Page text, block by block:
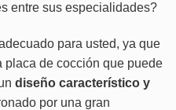
entre sus especialidades?
para usted, ya que
placa de cocción que puede
diseño característico y
por una gran